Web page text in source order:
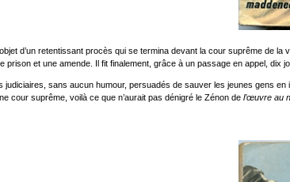
d’un retentissant procès qui se termina devant la cour suprême de
prison et une amende. Il fit finalement, grâce à un passage en appel,
sans aucun humour, persuadés de sauver les jeunes gens
cour suprême, voilà ce que n’aurait pas dénigré le Zénon de l’œuvre au